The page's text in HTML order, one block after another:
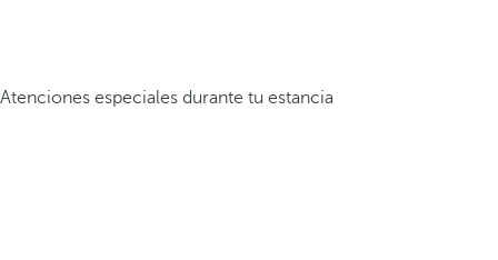
Atenciones especiales durante tu estancia